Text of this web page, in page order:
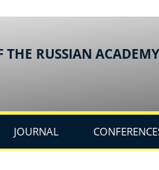
RUSSIAN
JOURNAL